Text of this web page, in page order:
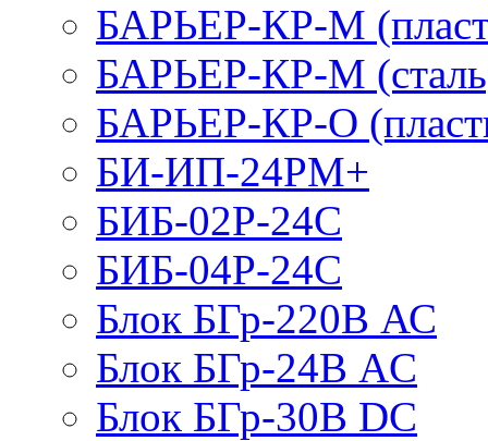
БАРЬЕР-КР-М
БАРЬЕР-КР-М
БАРЬЕР-КР-О
БИ-ИП-24РМ+
БИБ-02Р-24С
БИБ-04Р-24С
Блок БГр-220В АС
Блок БГр-24В AC
Блок БГр-30В DC